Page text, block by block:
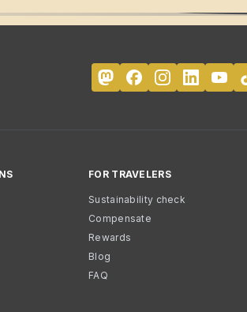
FOR TRAVELERS
Sustainability check
Compensate
Rewards
Blog
FAQ